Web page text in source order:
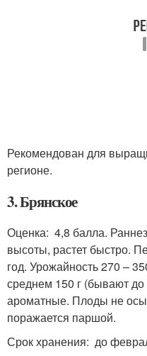
Рекомендован для
регионе.
3. Брянское
Оценка: 4,8 балла.
высоты, растет быстро.
год. Урожайность 270 –
среднем 150 г (бывают до
ароматные. Плоды не
поражается паршой.
Срок хранения: до